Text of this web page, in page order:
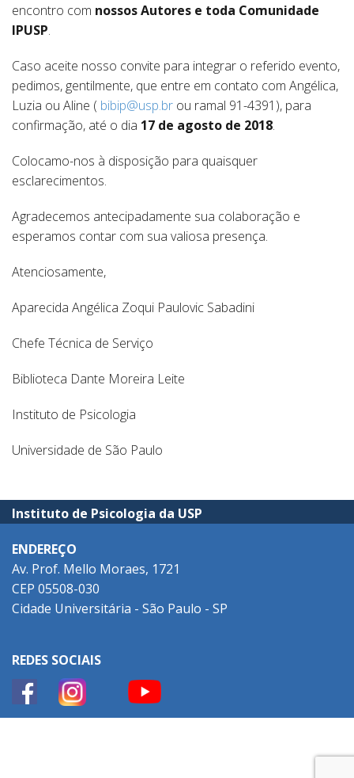
encontro com nossos Autores e toda Comunidade
IPUSP.
Caso aceite nosso convite para integrar o referido evento,
pedimos, gentilmente, que entre em contato com Angélica,
Luzia ou Aline ( bibip@usp.br ou ramal 91-4391), para
confirmação, até o dia 17 de agosto de 2018.
Colocamo-nos à disposição para quaisquer
esclarecimentos.
Agradecemos antecipadamente sua colaboração e
esperamos contar com sua valiosa presença.
Atenciosamente,
Aparecida Angélica Zoqui Paulovic Sabadini
Chefe Técnica de Serviço
Biblioteca Dante Moreira Leite
Instituto de Psicologia
Universidade de São Paulo
Instituto de Psicologia da USP
ENDEREÇO
Av. Prof. Mello Moraes, 1721
CEP 05508-030
Cidade Universitária - São Paulo - SP
REDES SOCIAIS